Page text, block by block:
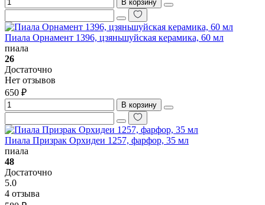
В корзину
Пиала Орнамент 1396, цзяньшуйская керамика, 60 мл
пиала
26
Достаточно
Нет отзывов
650 ₽
В корзину
Пиала Призрак Орхидеи 1257, фарфор, 35 мл
пиала
48
Достаточно
5.0
4 отзыва